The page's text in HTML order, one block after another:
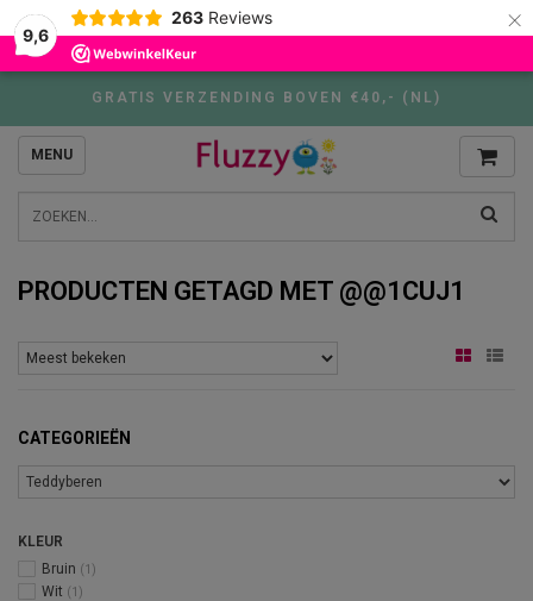
9,6
263 Reviews ×
GRATIS VERZENDING BOVEN €40,- (NL)
MENU
PRODUCTEN GETAGD MET @@1CUJ1
CATEGORIEËN
KLEUR
Bruin (1)
Wit (1)